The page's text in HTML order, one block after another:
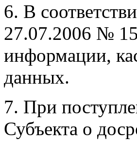
6. В
27.07.2006 №
информации,
данных.
7. При
Субъекта о